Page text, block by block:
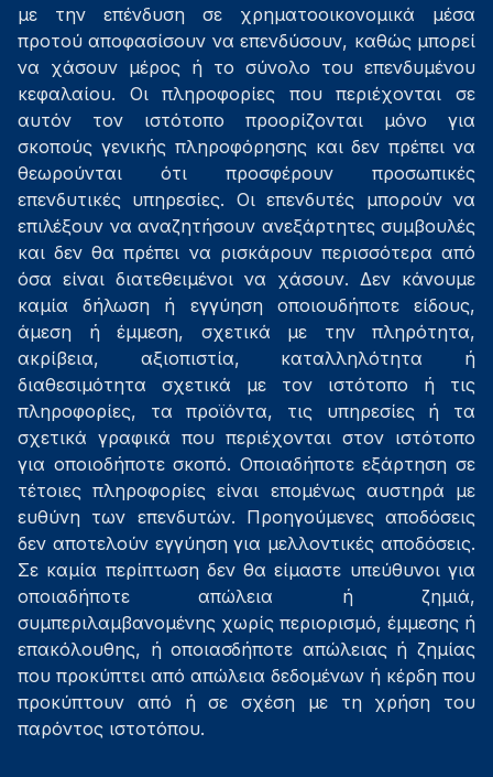
με την επένδυση σε χρηματοοικονομικά μέσα
προτού αποφασίσουν να επενδύσουν, καθώς μπορεί
να χάσουν μέρος ή το σύνολο του επενδυμένου
κεφαλαίου. Οι πληροφορίες που περιέχονται σε
αυτόν τον ιστότοπο προορίζονται μόνο για
σκοπούς γενικής πληροφόρησης και δεν πρέπει να
θεωρούνται ότι προσφέρουν προσωπικές
επενδυτικές υπηρεσίες. Οι επενδυτές μπορούν να
επιλέξουν να αναζητήσουν ανεξάρτητες συμβουλές
και δεν θα πρέπει να ρισκάρουν περισσότερα από
όσα είναι διατεθειμένοι να χάσουν. Δεν κάνουμε
καμία δήλωση ή εγγύηση οποιουδήποτε είδους,
άμεση ή έμμεση, σχετικά με την πληρότητα,
ακρίβεια, αξιοπιστία, καταλληλότητα ή
διαθεσιμότητα σχετικά με τον ιστότοπο ή τις
πληροφορίες, τα προϊόντα, τις υπηρεσίες ή τα
σχετικά γραφικά που περιέχονται στον ιστότοπο
για οποιοδήποτε σκοπό. Οποιαδήποτε εξάρτηση σε
τέτοιες πληροφορίες είναι επομένως αυστηρά με
ευθύνη των επενδυτών. Προηγούμενες αποδόσεις
δεν αποτελούν εγγύηση για μελλοντικές αποδόσεις.
Σε καμία περίπτωση δεν θα είμαστε υπεύθυνοι για
οποιαδήποτε απώλεια ή ζημιά,
συμπεριλαμβανομένης χωρίς περιορισμό, έμμεσης ή
επακόλουθης, ή οποιασδήποτε απώλειας ή ζημίας
που προκύπτει από απώλεια δεδομένων ή κέρδη που
προκύπτουν από ή σε σχέση με τη χρήση του
παρόντος ιστοτόπου.